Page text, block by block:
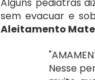
Alguns pediatras
sem evacuar e
Aleitamento
Nesse